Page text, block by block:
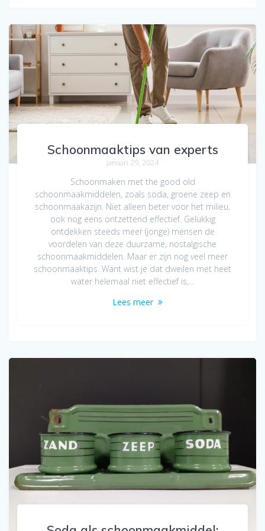
Schoonmaaktips van experts
januari 29, 2024
Schoonmaken met the good old
schoonmaakmiddelen, zoals soda, groene zeep en
schoonmaakazijn. Niet alleen beter voor het milieu,
ook nog eens ontzettend effectief. Gelukkig
ontdekken steeds meer (jonge) mensen de
voordelen van deze duurzame, nostalgische
schoonmaakmiddelen. Maar er zijn nog veel meer
schoonmaaktips. Want wist je dat dweilen met heet
water helemaal niet effectief is,…
Lees meer